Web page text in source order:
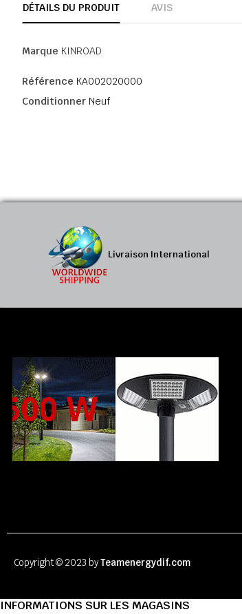
DÉTAILS DU PRODUIT AVIS
Marque KINROAD
Référence KA002020000
Conditionner Neuf
Livraison International
Copyright © 2023 byTeamenergydif.com
INFORMATIONS SUR LES MAGASINS